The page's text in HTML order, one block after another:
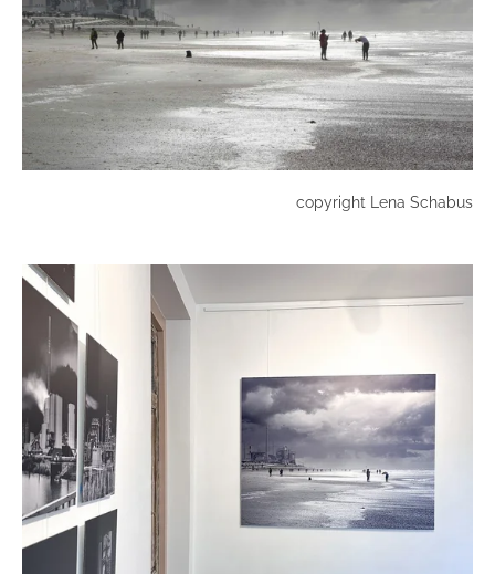
copyright Lena Schabus